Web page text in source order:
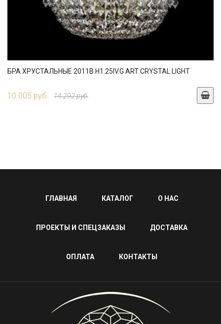
БРА ХРУСТАЛЬНЫЕ 2011B.H1.25IV.G ART CRYSTAL LIGHT
10 005 руб. 14 292 руб.
ГЛАВНАЯ КАТАЛОГ О НАС
ПРОЕКТЫ И СПЕЦЗАКАЗЫ ДОСТАВКА
ОПЛАТА КОНТАКТЫ